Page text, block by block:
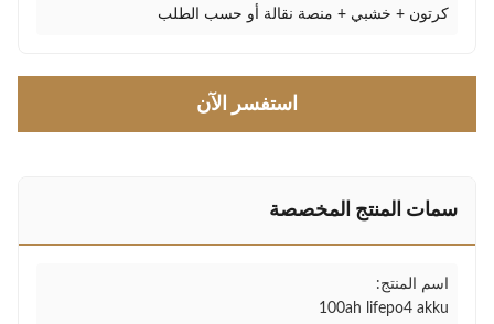
كرتون + خشبي + منصة نقالة أو حسب الطلب
استفسر الآن
سمات المنتج المخصصة
اسم المنتج:
100ah lifepo4 akku